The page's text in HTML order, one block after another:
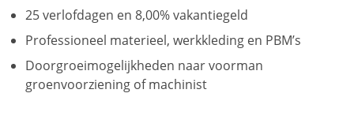
25 verlofdagen en 8,00% vakantiegeld
Professioneel materieel, werkkleding en PBM’s
Doorgroeimogelijkheden naar voorman
groenvoorziening of machinist